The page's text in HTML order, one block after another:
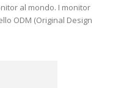
al mondo. I monitor
ODM (Original Design